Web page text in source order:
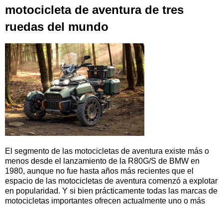
motocicleta de aventura de tres
ruedas del mundo
El segmento de las motocicletas de aventura existe más o
menos desde el lanzamiento de la R80G/S de BMW en
1980, aunque no fue hasta años más recientes que el
espacio de las motocicletas de aventura comenzó a explotar
en popularidad. Y si bien prácticamente todas las marcas de
motocicletas importantes ofrecen actualmente uno o más